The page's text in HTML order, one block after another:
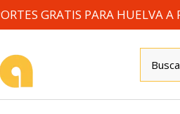
GRATIS PARA HUELVA